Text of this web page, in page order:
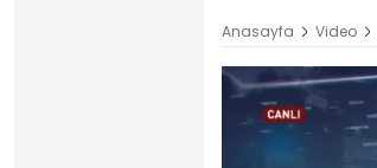
Anasayfa Video